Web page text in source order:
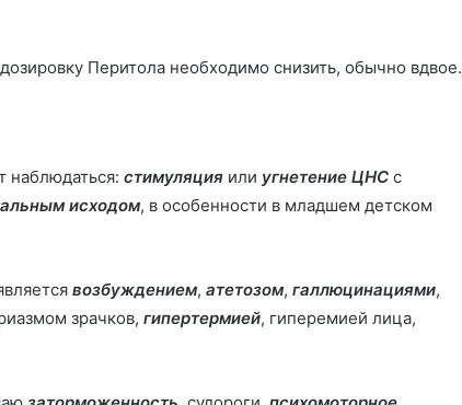
дозировку Перитола необходимо снизить, обычно вдвое.
наблюдаться: стимуляция или угнетение ЦНС с
исходом, в особенности в младшем детском
возбуждением, атетозом, галлюцинациями,
зрачков, гипертермией, гиперемией лица,